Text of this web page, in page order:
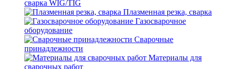
сварка WIG/TIG
Плазменная резка, сварка
Газосварочное
оборудование
Сварочные
принадлежности
Материалы для
сварочных работ